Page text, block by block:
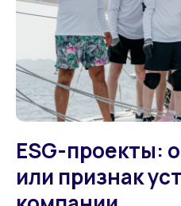
ESG-проекты:
или признак